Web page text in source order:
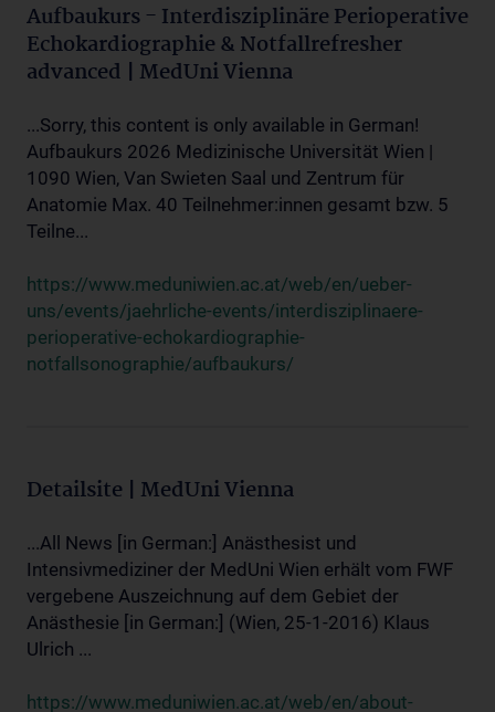
Aufbaukurs - Interdisziplinäre Perioperative
Echokardiographie & Notfallrefresher
advanced | MedUni Vienna
...Sorry, this content is only available in German!
Aufbaukurs 2026 Medizinische Universität Wien |
1090 Wien, Van Swieten Saal und Zentrum für
Anatomie Max. 40 Teilnehmer:innen gesamt bzw. 5
Teilne...
https://www.meduniwien.ac.at/web/en/ueber-
uns/events/jaehrliche-events/interdisziplinaere-
perioperative-echokardiographie-
notfallsonographie/aufbaukurs/
Detailsite | MedUni Vienna
...All News [in German:] Anästhesist und
Intensivmediziner der MedUni Wien erhält vom FWF
vergebene Auszeichnung auf dem Gebiet der
Anästhesie [in German:] (Wien, 25-1-2016) Klaus
Ulrich ...
https://www.meduniwien.ac.at/web/en/about-